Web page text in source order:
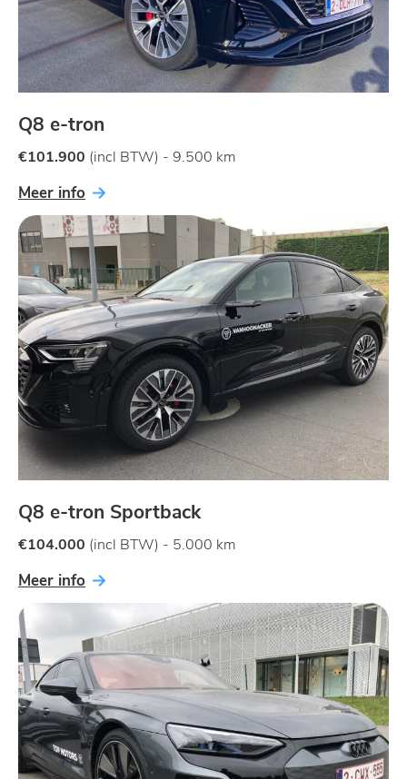
Q8 e-tron
€101.900 (incl BTW) - 9.500 km
Meer info
Q8 e-tron Sportback
€104.000 (incl BTW) - 5.000 km
Meer info